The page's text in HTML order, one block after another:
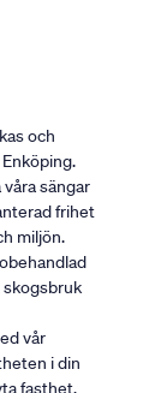
och
sängar
frihet
miljön.
skogsbruk
vår
i din
fasthet.